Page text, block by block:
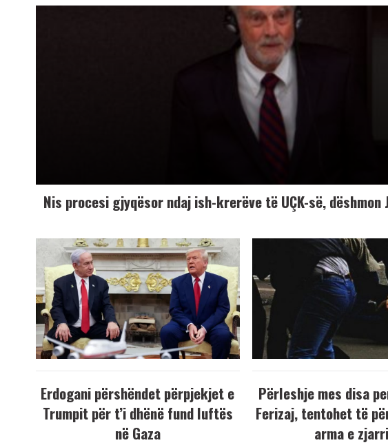
Nis procesi gjyqësor ndaj ish-krerëve të UÇK-së, dëshmon
Erdogani përshëndet përpjekjet e
Trumpit për t’i dhënë fund luftës
në Gaza
Përleshje mes disa
Ferizaj, tentohet të
arma e